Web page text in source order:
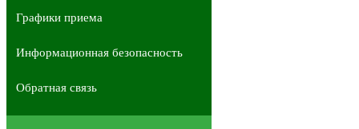
Графики приема
Информационная безопасность
Обратная связь